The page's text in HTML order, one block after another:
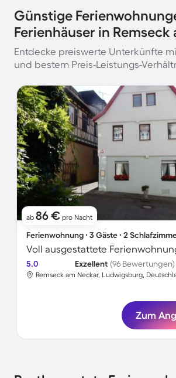
Günstige
Ferienhäuser in Remseck
Entdecke preiswerte Unterkünfte
und bestem Preis-Leistungs-
ab 86 € pro Nacht
Ferienwohnung ∙ 3 Gäste ∙ 2
Voll ausgestattete
5.0 Exzellent (96 Bewertungen)
Remseck am Neckar, Ludwigsburg,
Zum